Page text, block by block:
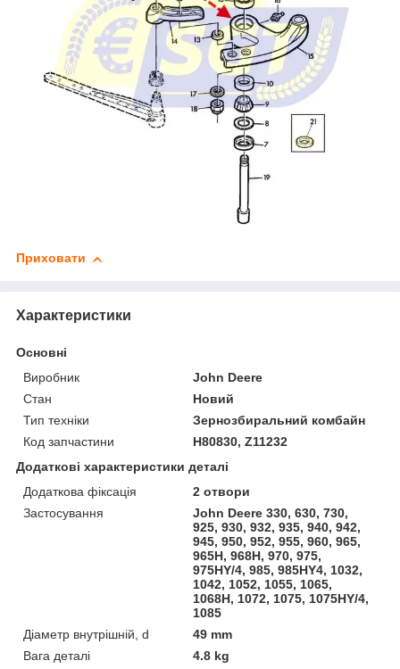
Приховати
Характеристики
Основні
Виробник
John Deere
Стан
Новий
Тип техніки
Зернозбиральний комбайн
Код запчастини
H80830, Z11232
Додаткові характеристики деталі
Додаткова фіксація
2 отвори
Застосування
John Deere 330, 630, 730,
925, 930, 932, 935, 940, 942,
945, 950, 952, 955, 960, 965,
965H, 968H, 970, 975,
975HY/4, 985, 985HY4, 1032,
1042, 1052, 1055, 1065,
1068H, 1072, 1075, 1075HY/4,
1085
Діаметр внутрішній, d
49 mm
Вага деталі
4.8 kg